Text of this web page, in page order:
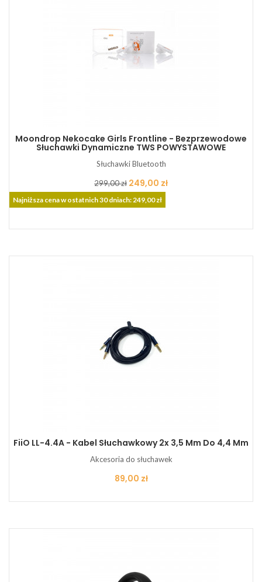
Moondrop Nekocake Girls Frontline - Bezprzewodowe
Słuchawki Dynamiczne TWS POWYSTAWOWE
Słuchawki Bluetooth
Cena
podstawowa
299,00 zł Cena
249,00 zł
Najniższa cena w ostatnich 30 dniach: 249,00 zł
FiiO LL-4.4A - Kabel Słuchawkowy 2x 3,5 Mm Do 4,4 Mm
Akcesoria do słuchawek
Cena
89,00 zł